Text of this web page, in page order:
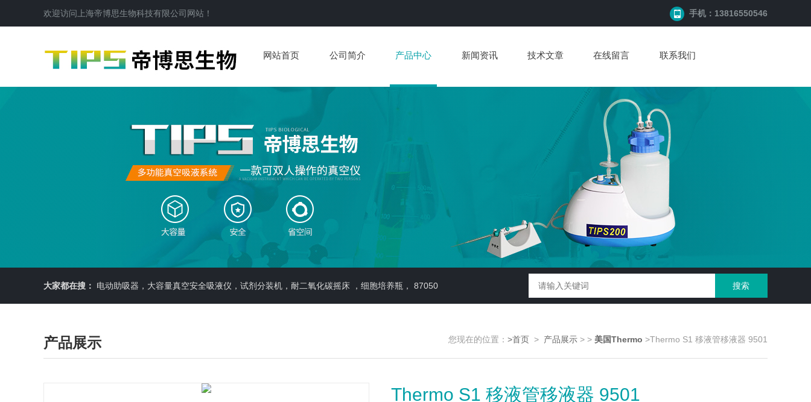
欢迎访问 上海帝博思生物科技有限公司 网站！ 手机：13816550546
网站首页 公司简介 产品中心 新闻资讯 技术文章 在线留言 联系我们
大家都在搜： 电动助吸器，大容量真空安全吸液仪，试剂分装机，耐二氧化碳摇床 ，细胞培养瓶， 87050
产品展示 您现在的位置： >首页 > 产品展示 > > 美国Thermo >Thermo S1 移液管移液器 9501
Thermo S1 移液管移液器 9501